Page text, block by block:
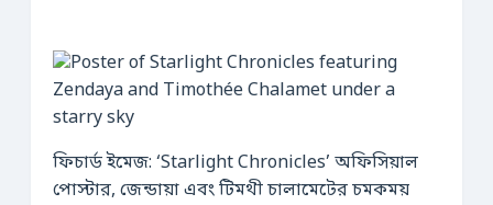
ফিচার্ড ইমেজ: ‘Starlight Chronicles’ অফিসিয়াল
পোস্টার, জেন্ডায়া এবং টিমথী চালামেটের চমকময়